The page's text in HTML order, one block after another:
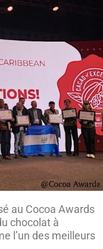
au Cocoa Awards
chocolat à
l’un des meilleurs